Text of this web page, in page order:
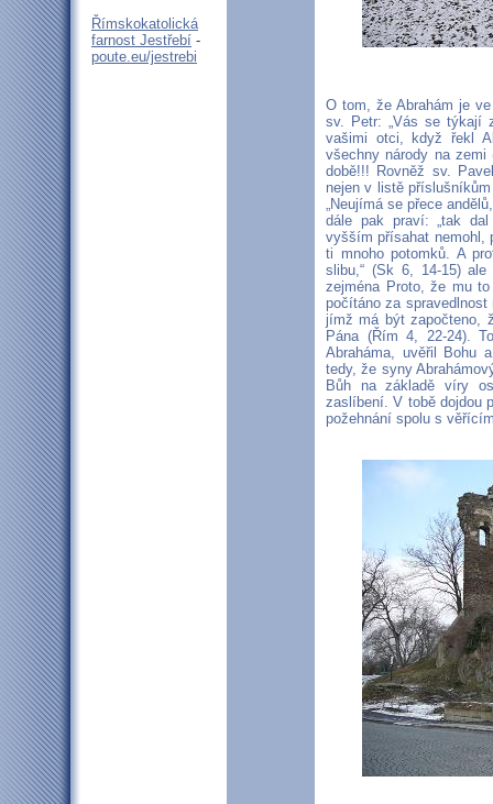
Římskokatolická
farnost Jestřebí -
poute.eu/jestrebi
O tom, že Abrahám je
sv. Petr: „Vás se týkají
vašimi otci, když řekl
všechny národy na
době!!! Rovněž sv.
nejen v listě
„Neujímá se přece
dále pak praví: „tak
vyšším přísahat nemohl,
ti mnoho potomků. A
slibu,“ (Sk 6, 14-15)
zejména Proto, že mu
počítáno za
jímž má být započteno,
Pána (Řím 4, 22-24).
Abraháma, uvěřil Bohu
tedy, že syny
Bůh na základě víry
zaslíbení. V tobě dojdou
požehnání spolu s